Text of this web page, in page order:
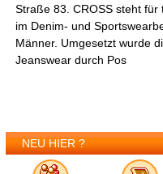
Straße 83. CROSS steht
im Denim- und
Männer. Umgesetzt wurde
Jeanswear durch Pos
NEU HIER ?